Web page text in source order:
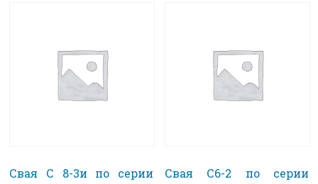
Свая С 8-3и по серии
Свая С6-2 по серии